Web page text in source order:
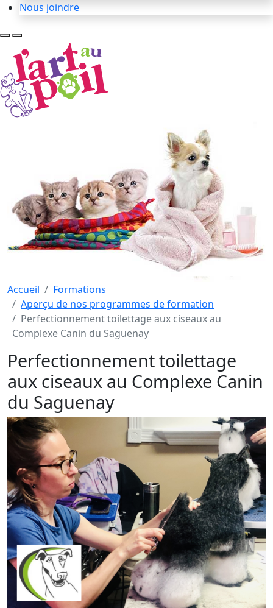
Nous joindre
Accueil
Formations
Aperçu de nos programmes de formation
Perfectionnement toilettage aux ciseaux au
Complexe Canin du Saguenay
Perfectionnement toilettage
aux ciseaux au Complexe Canin
du Saguenay